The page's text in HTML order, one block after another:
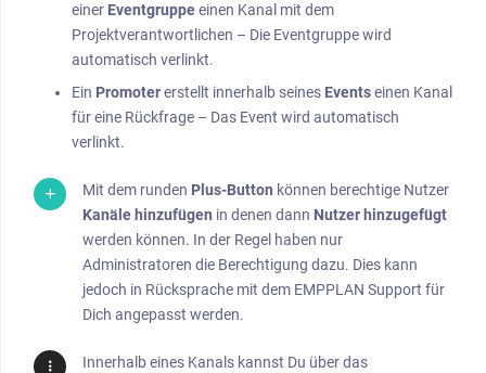
einer Eventgruppeeinen Kanal mit dem
Projektverantwortlichen – Die Eventgruppe wird
automatisch verlinkt.
Ein Promotererstellt innerhalb seines Eventseinen Kanal
für eine Rückfrage – Das Event wird automatisch
verlinkt.
Mit dem runden Plus-Button können berechtige Nutzer
Kanäle hinzufügen in denen dann Nutzer hinzugefügt
werden können. In der Regel haben nur
Administratoren die Berechtigung dazu. Dies kann
jedoch in Rücksprache mit dem EMPPLAN Support für
Dich angepasst werden.
Innerhalb eines Kanals kannst Du über das